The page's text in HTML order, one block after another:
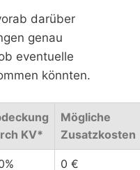
darüber
genau
eventuelle
könnten.
KV*
Mögliche
Zusatzkosten
0 €